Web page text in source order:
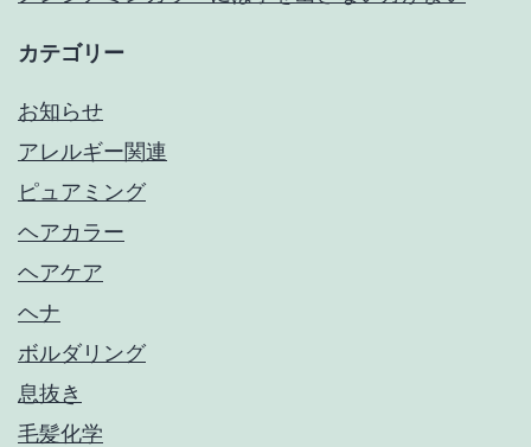
カテゴリー
お知らせ
アレルギー関連
ピュアミング
ヘアカラー
ヘアケア
ヘナ
ボルダリング
息抜き
毛髪化学